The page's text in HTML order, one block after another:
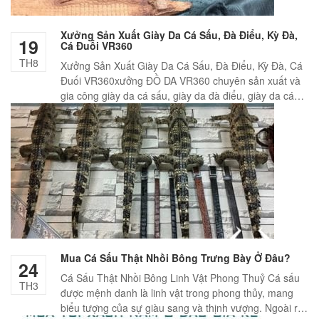
Túi da đeo chéo ngực, lưng thời trang TDL22
1,150,000₫
Cặp Nam Da Bò Thật CD34 Giảm Giá
1,650,000₫ 990,000₫
- 25%
Cặp da nam công sở thời trang cho phái mạnh Schwarz Etienne
1,650,000₫
Túi xách nam đeo chéo đựng iPad mini Jeep J30_2017
1,800,000₫ 1,500,000₫
- 36%
Túi đeo chéo nam da bò Contact 07
1,500,000 ₫
Túi đeo chéo nam thời trang công sở Schwarz Etienne TXSE02
1,520,000₫
Túi da đeo chéo công sở cho nam giới Schwarz Etienne TXSE05
Túi Nam Da Bò Giả Vân Cá Sấu VCS05-N
2,990,000₫
19
TH8
Xưởng Sản Xuất Giày Da Cá Sấu, Đà Điểu, Kỳ Đà,
Cá Đuối VR360
Xưởng Sản Xuất Giày Da Cá Sấu, Đà Điểu, Kỳ Đà, Cá
Đuối VR360xưởng ĐỒ DA VR360 chuyên sản xuất và
gia công giày da cá sấu, giày da đà điểu, giày da cá
đuối, giày da kỳ đà…và một số dòng da thuộc cao cấp
khác. Mẫu mã giày da tại xưởng chúng tôi […]
24
TH3
Mua Cá Sấu Thật Nhồi Bông Trưng Bày Ở Đâu?
Cá Sấu Thật Nhồi Bông Linh Vật Phong Thuỷ Cá sấu
được mệnh danh là linh vật trong phong thủy, mang
biểu tượng của sự giàu sang và thịnh vượng. Ngoài ra